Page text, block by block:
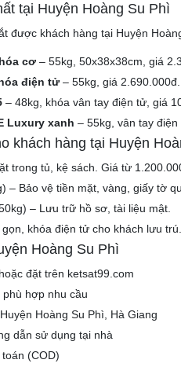
tại Huyện Hoàng Su Phì
được khách hàng tại Huyện
cơ– 55kg, 50x38x38cm, giá
điện tử– 55kg, giá
– 48kg, khóa vân tay điện tử, giá
Luxury xanh – 55kg, vân tay
khách hàng tại Huyện
trong tủ, kệ sách. Giá từ
– Bảo vệ tiền mặt, vàng, giấy tờ
– Lưu trữ hồ sơ, tài liệu mật.
khóa điện tử cho khách lưu trú.
Hoàng Su Phì
đặt trên ketsat99.com
hợp nhu cầu
Hoàng Su Phì, Hà Giang
dẫn sử dụng tại nhà
(COD)